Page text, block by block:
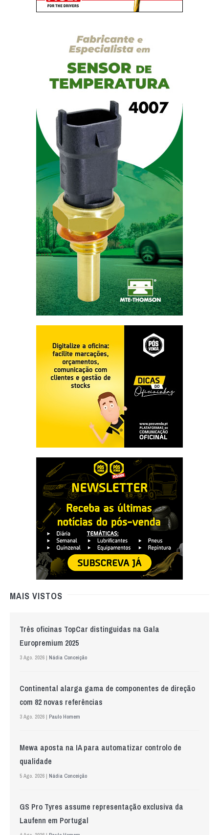
MAIS VISTOS
Três oficinas TopCar distinguidas na Gala
Europremium 2025
3 Ago. 2026 | Nádia Conceição
Continental alarga gama de componentes de direção
com 82 novas referências
3 Ago. 2026 | Paulo Homem
Mewa aposta na IA para automatizar controlo de
qualidade
5 Ago. 2026 | Nádia Conceição
GS Pro Tyres assume representação exclusiva da
Laufenn em Portugal